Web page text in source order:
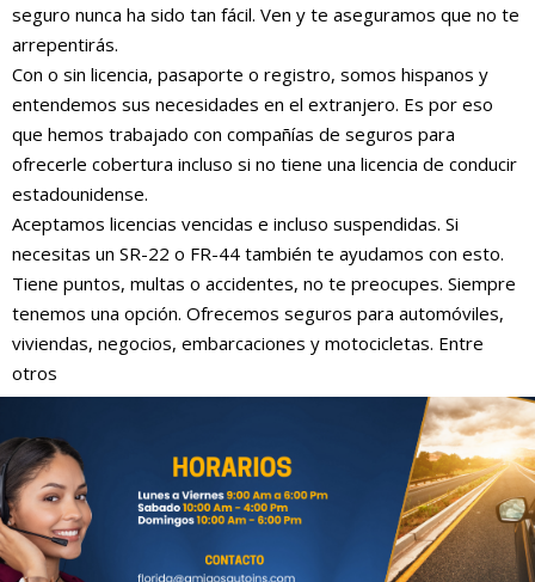
seguro nunca ha sido tan fácil. Ven y te aseguramos que no te
arrepentirás.
Con o sin licencia, pasaporte o registro, somos hispanos y
entendemos sus necesidades en el extranjero. Es por eso
que hemos trabajado con compañías de seguros para
ofrecerle cobertura incluso si no tiene una licencia de conducir
estadounidense.
Aceptamos licencias vencidas e incluso suspendidas. Si
necesitas un SR-22 o FR-44 también te ayudamos con esto.
Tiene puntos, multas o accidentes, no te preocupes. Siempre
tenemos una opción. Ofrecemos seguros para automóviles,
viviendas, negocios, embarcaciones y motocicletas. Entre
otros